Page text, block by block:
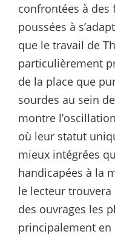
confrontées à des
poussées à
que le travail de
particulièrement
de la place que
sourdes au sein
montre
où leur statut
mieux intégrées
handicapées à la
le lecteur
des ouvrages les
principalement en